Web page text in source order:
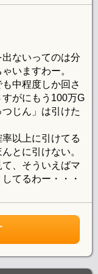
ないってのは分
いますわー。
中程度しか回さ
がにもう100万G
じん」は引けた
以上に引けてる
とに引けない。
、そういえばマ
てるわー・・・